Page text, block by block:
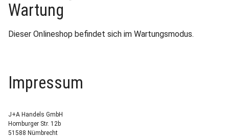
Wartung
Dieser Onlineshop befindet sich im Wartungsmodus.
Impressum
J+A Handels GmbH
Homburger Str. 12b
51588 Nümbrecht